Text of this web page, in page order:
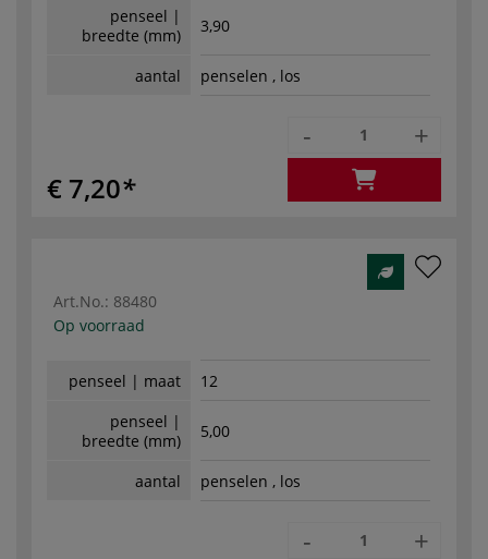
penseel |
breedte (mm)
3,90
aantal penselen , los
€ 7,20
- +
Art.No.: 88480
Op voorraad
penseel | maat
12
penseel |
breedte (mm)
5,00
aantal penselen , los
- +